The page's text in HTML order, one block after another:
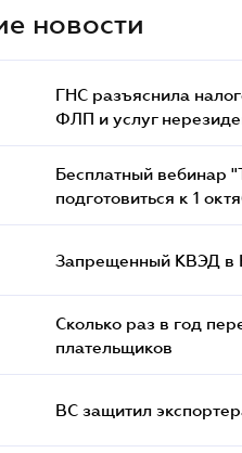
новости
ГНС разъяснила
ФЛП и услуг
Бесплатный вебинар
подготовиться к 1
Запрещенный КВЭД в
Сколько раз в год
плательщиков
ВС защитил